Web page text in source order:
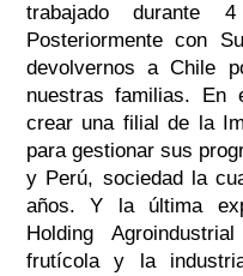
trabajado durante
Posteriormente con
devolvernos a Chile
nuestras familias. En
crear una filial de la
para gestionar sus
y Perú, sociedad la
años. Y la última
Holding
frutícola y la